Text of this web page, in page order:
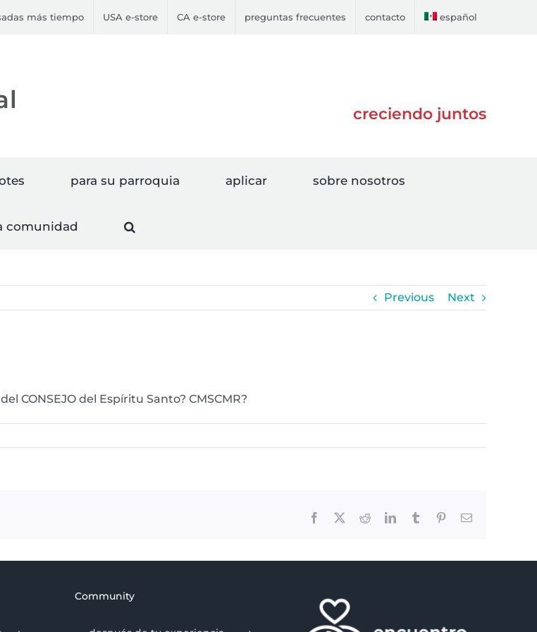
más tiempo USA e-store CA e-store preguntas frecuentes contacto español
creciendo juntos
para su parroquia aplicar sobre nosotros
comunidad
Previous Next
CONSEJO del Espíritu Santo? CMSCMR?
Facebook RedditLinkedInTumblr PinterestEmail
Community